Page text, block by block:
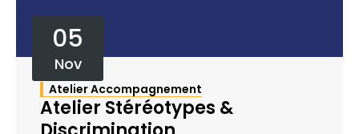
05
Nov
Atelier Accompagnement
Atelier Stéréotypes &